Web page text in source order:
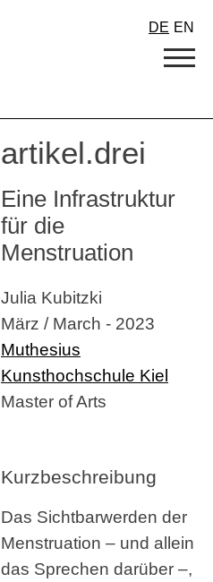
DE EN
artikel.drei
Eine Infrastruktur
für die
Menstruation
Julia Kubitzki
März / March - 2023
Muthesius
Kunsthochschule Kiel
Master of Arts
Kurzbeschreibung
Das Sichtbarwerden der
Menstruation – und allein
das Sprechen darüber –,